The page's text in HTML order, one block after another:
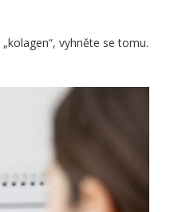
vyhněte se tomu.